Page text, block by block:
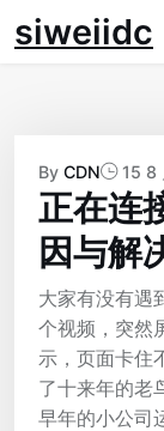
Skip
tosiweiidc
By CDN 15 8
正在连
因与解
大家有没有遇
个视频，突然
示，页面卡住
了十来年的老
早年的小公司